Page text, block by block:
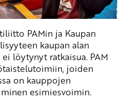
PAMin ja Kaupan
kaupan alan
löytynyt ratkaisua. PAM
joiden
on kauppojen
esimiesvoimin.